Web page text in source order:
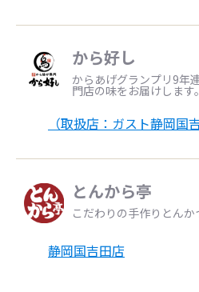
から好し
からあげグランプリ9年
門店の味をお届けします。
（取扱店：ガスト静岡国
とんから亭
こだわりの手作りとんか
静岡国吉田店